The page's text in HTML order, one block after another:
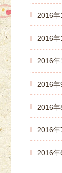
2016年
2016年
2016年
2016年
2016年
2016年
2016年